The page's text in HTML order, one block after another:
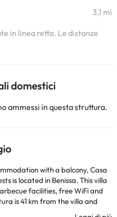
3,1 mi
in linea retta. Le distanze
domestici
ammessi in questa struttura.
with a balcony, Casa
is located in Benissa. This villa
facilities, free WiFi and
is 41 km from the villa and